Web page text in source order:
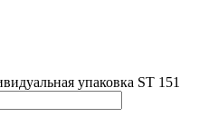
упаковка ST 151